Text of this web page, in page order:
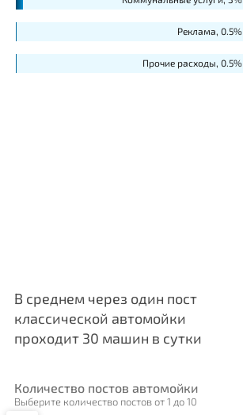
Реклама, 0.5%
Прочие расходы, 0.5%
Количество постов автомойки
Выберите количество постов от 1 до 10
В среднем через один пост
классической автомойки
проходит 30 машин в сутки